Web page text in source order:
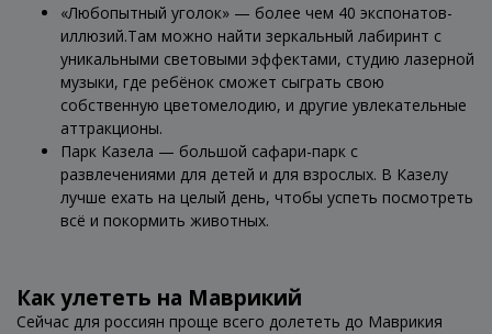
«Любопытный уголок» — более чем 40 экспонатов-
иллюзий.Там можно найти зеркальный лабиринт с
уникальными световыми эффектами, студию лазерной
музыки, где ребёнок сможет сыграть свою
собственную цветомелодию, и другие увлекательные
аттракционы.
Парк Казела — большой сафари-парк с
развлечениями для детей и для взрослых. В Казелу
лучше ехать на целый день, чтобы успеть посмотреть
всё и покормить животных.
Как улететь на Маврикий
Сейчас для россиян проще всего долететь до Маврикия